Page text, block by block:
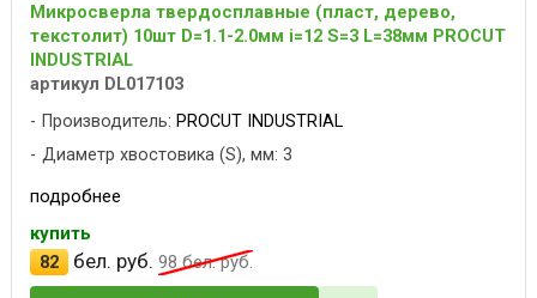
Микросверла твердосплавные (пласт, дерево,
текстолит) 10шт D=1.1-2.0мм i=12 S=3 L=38мм PROCUT
INDUSTRIAL
артикул DL017103
Производитель: PROCUT INDUSTRIAL
Диаметр хвостовика (S), мм: 3
подробнее
купить
82
бел. руб. 98бел. руб.